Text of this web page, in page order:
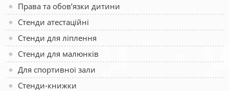
Права та обов’язки дитини
Стенди атестаційні
Стенди для ліплення
Стенди для малюнків
Для спортивної зали
Стенди-книжки